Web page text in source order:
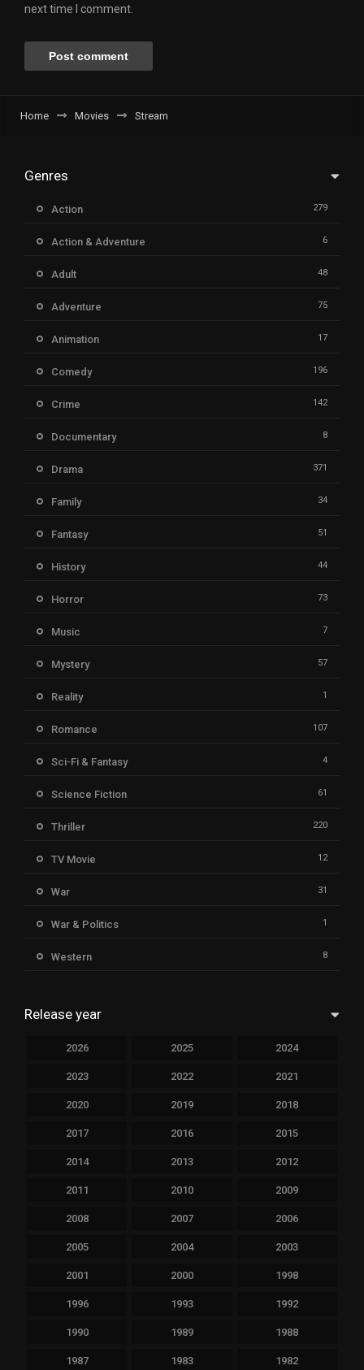
next time I comment.
Home Movies Stream
Genres
Action 279
Action & Adventure 6
Adult 48
Adventure 75
Animation 17
Comedy 196
Crime 142
Documentary 8
Drama 371
Family 34
Fantasy 51
History 44
Horror 73
Music 7
Mystery 57
Reality 1
Romance 107
Sci-Fi & Fantasy 4
Science Fiction 61
Thriller 220
TV Movie 12
War 31
War & Politics 1
Western 8
Release year
2026 2025 2024
2023 2022 2021
2020 2019 2018
2017 2016 2015
2014 2013 2012
2011 2010 2009
2008 2007 2006
2005 2004 2003
2001 2000 1998
1996 1993 1992
1990 1989 1988
1987 1983 1982